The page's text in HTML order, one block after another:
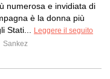
numerosa e invidiata di
è la donna più
Stati...
Leggere il seguito
Sankez